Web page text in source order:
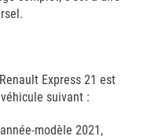
Express 21 est
suivant :
modèle 2021,